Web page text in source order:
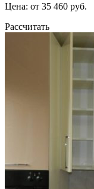
Цена: от 35 460 руб.
Рассчитать